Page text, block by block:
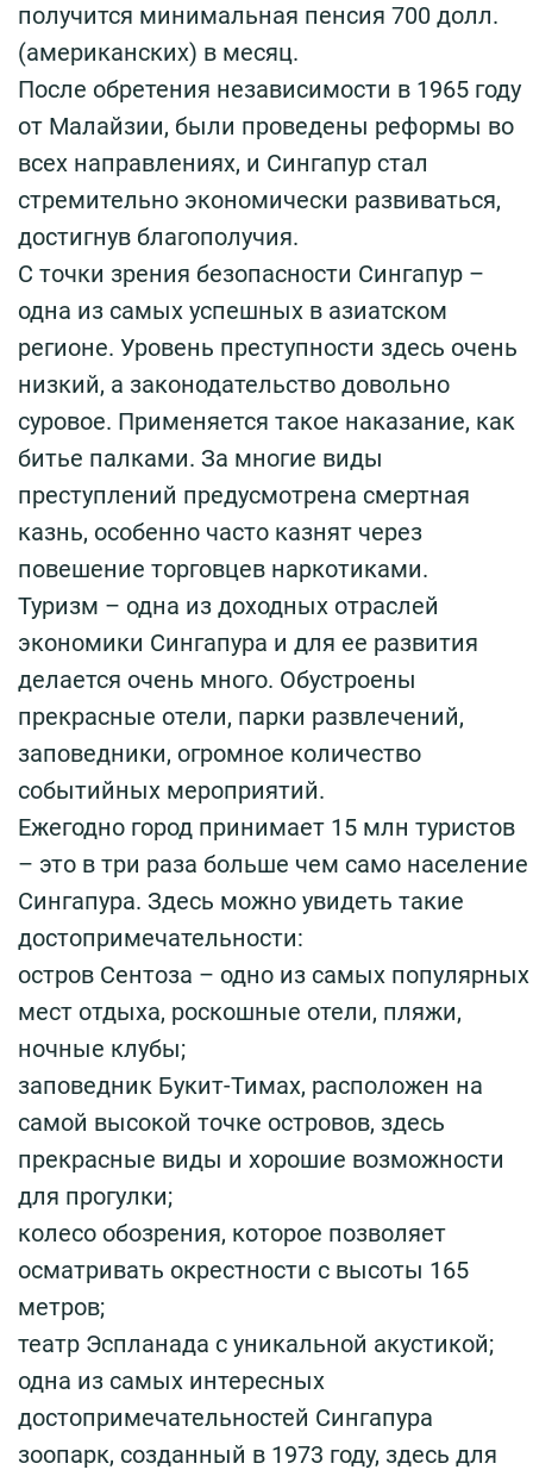
получится минимальная пенсия 700 долл.
(американских) в месяц.
После обретения независимости в 1965 году
от Малайзии, были проведены реформы во
всех направлениях, и Сингапур стал
стремительно экономически развиваться,
достигнув благополучия.
С точки зрения безопасности Сингапур –
одна из самых успешных в азиатском
регионе. Уровень преступности здесь очень
низкий, а законодательство довольно
суровое. Применяется такое наказание, как
битье палками. За многие виды
преступлений предусмотрена смертная
казнь, особенно часто казнят через
повешение торговцев наркотиками.
Туризм – одна из доходных отраслей
экономики Сингапура и для ее развития
делается очень много. Обустроены
прекрасные отели, парки развлечений,
заповедники, огромное количество
событийных мероприятий.
Ежегодно город принимает 15 млн туристов
– это в три раза больше чем само население
Сингапура. Здесь можно увидеть такие
достопримечательности:
остров Сентоза – одно из самых популярных
мест отдыха, роскошные отели, пляжи,
ночные клубы;
заповедник Букит-Тимах, расположен на
самой высокой точке островов, здесь
прекрасные виды и хорошие возможности
для прогулки;
колесо обозрения, которое позволяет
осматривать окрестности с высоты 165
метров;
театр Эспланада с уникальной акустикой;
одна из самых интересных
достопримечательностей Сингапура
зоопарк, созданный в 1973 году, здесь для